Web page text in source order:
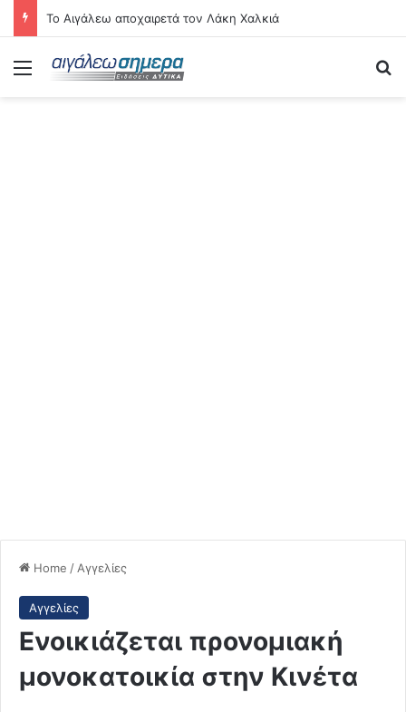
Το Αιγάλεω αποχαιρετά τον Λάκη Χαλκιά
Menu
Home / Αγγελίες
Αγγελίες
Ενοικιάζεται προνομιακή
μονοκατοικία στην Κινέτα